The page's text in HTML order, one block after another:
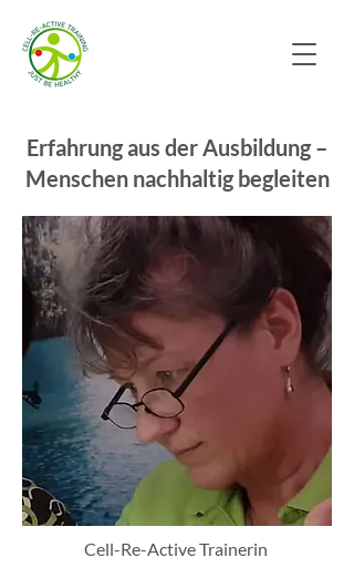
Erfahrung aus der Ausbildung –
Menschen nachhaltig begleiten
Cell-Re-Active Trainerin